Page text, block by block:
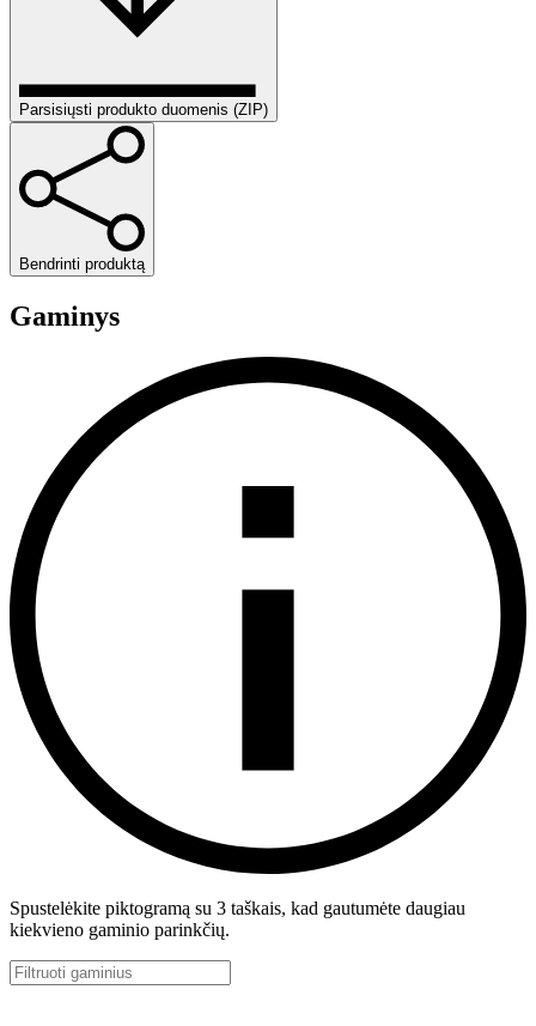
Parsisiųsti produkto duomenis (ZIP)
Bendrinti produktą
Gaminys
Spustelėkite piktogramą su 3 taškais, kad gautumėte daugiau
kiekvieno gaminio parinkčių.